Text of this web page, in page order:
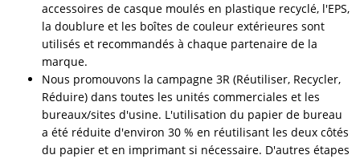
accessoires de casque moulés en plastique recyclé, l'EPS,
la doublure et les boîtes de couleur extérieures sont
utilisés et recommandés à chaque partenaire de la
marque.
Nous promouvons la campagne 3R (Réutiliser, Recycler,
Réduire) dans toutes les unités commerciales et les
bureaux/sites d'usine. L'utilisation du papier de bureau
a été réduite d'environ 30 % en réutilisant les deux côtés
du papier et en imprimant si nécessaire. D'autres étapes